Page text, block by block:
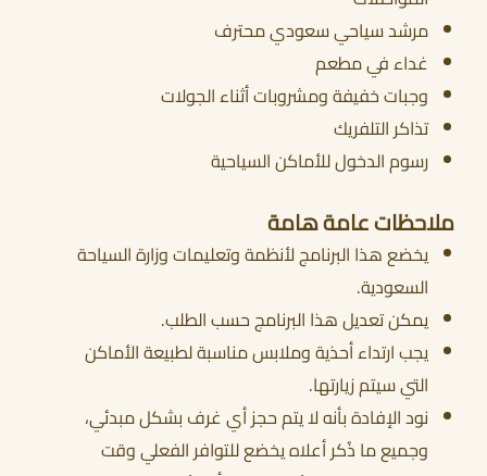
مرشد سياحي سعودي محترف
غداء في مطعم
وجبات خفيفة ومشروبات أثناء الجولات
تذاكر التلفريك
رسوم الدخول للأماكن السياحية
ملاحظات عامة هامة
يخضع هذا البرنامج لأنظمة وتعليمات وزارة السياحة
السعودية.
يمكن تعديل هذا البرنامج حسب الطلب.
يجب ارتداء أحذية وملابس مناسبة لطبيعة الأماكن
التي سيتم زيارتها.
نود الإفادة بأنه لا يتم حجز أي غرف بشكل مبدئي،
وجميع ما ذُكر أعلاه يخضع للتوافر الفعلي وقت